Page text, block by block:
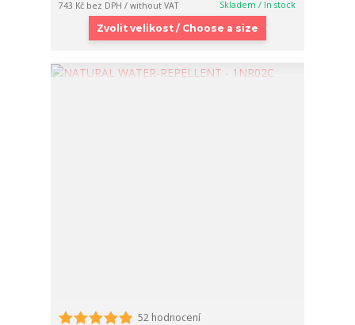
743 Kč bez DPH / without VAT Skladem / In stock
Zvolit velikost / Choose a size
52 hodnocení